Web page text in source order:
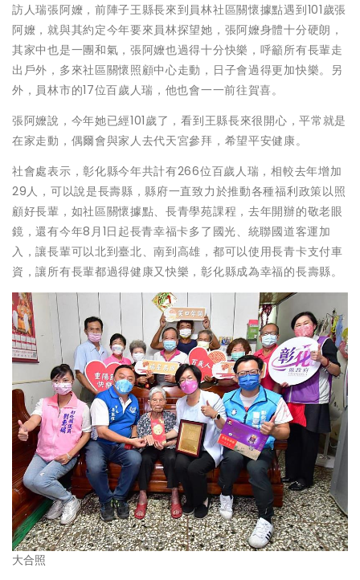
訪人瑞張阿嬤，前陣子王縣長來到員林社區關懷據點遇到101歲張
阿嬤，就與其約定今年要來員林探望她，張阿嬤身體十分硬朗，
其家中也是一團和氣，張阿嬤也過得十分快樂，呼籲所有長輩走
出戶外，多來社區關懷照顧中心走動，日子會過得更加快樂。另
外，員林市的17位百歲人瑞，他也會一一前往賀喜。
張阿嬤說，今年她已經101歲了，看到王縣長來很開心，平常就是
在家走動，偶爾會與家人去代天宮參拜，希望平安健康。
社會處表示，彰化縣今年共計有266位百歲人瑞，相較去年增加
29人，可以說是長壽縣，縣府一直致力於推動各種福利政策以照
顧好長輩，如社區關懷據點、長青學苑課程，去年開辦的敬老眼
鏡，還有今年8月1日起長青幸福卡多了國光、統聯國道客運加
入，讓長輩可以北到臺北、南到高雄，都可以使用長青卡支付車
資，讓所有長輩都過得健康又快樂，彰化縣成為幸福的長壽縣。
大合照